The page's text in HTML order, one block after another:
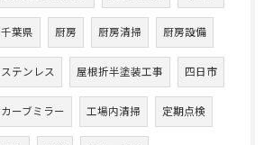
千葉県 厨房 厨房清掃 厨房設備
ステンレス 屋根折半塗装工事 四日市
カーブミラー 工場内清掃 定期点検